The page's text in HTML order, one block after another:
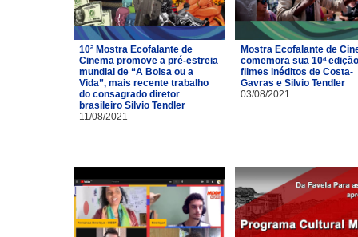
10ª Mostra Ecofalante de
Cinema promove a pré-estreia
mundial de “A Bolsa ou a
Vida”, mais recente trabalho
do consagrado diretor
brasileiro Silvio Tendler
11/08/2021
Mostra Ecofalante de
comemora sua 10ª
filmes inéditos de Costa-
Gavras e Silvio Tendler
03/08/2021